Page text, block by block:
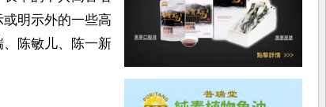
明示外的一些高
陈敏儿、陈一新